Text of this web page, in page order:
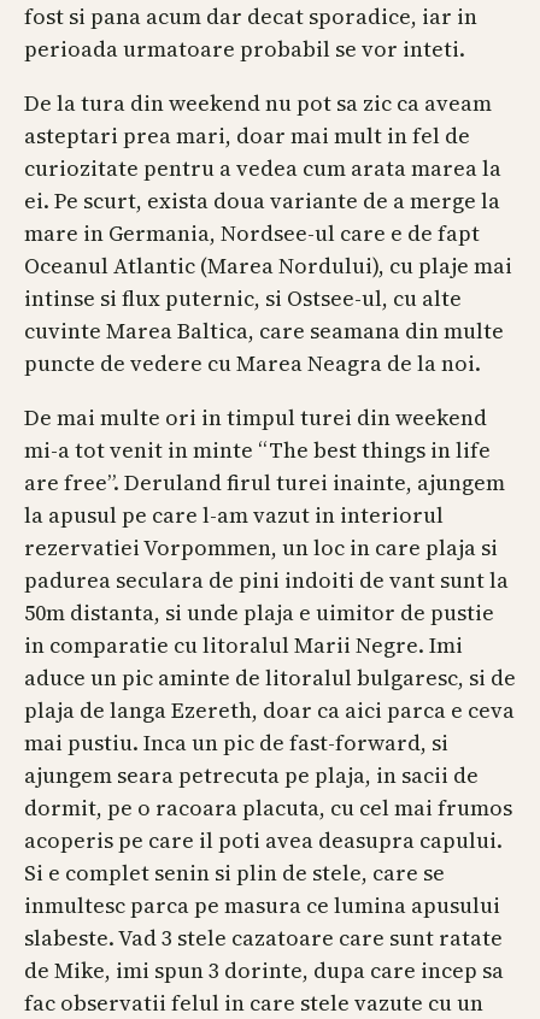
fost si pana acum dar decat sporadice, iar in
perioada urmatoare probabil se vor inteti.
De la tura din weekend nu pot sa zic ca aveam
asteptari prea mari, doar mai mult in fel de
curiozitate pentru a vedea cum arata marea la
ei. Pe scurt, exista doua variante de a merge la
mare in Germania, Nordsee-ul care e de fapt
Oceanul Atlantic (Marea Nordului), cu plaje mai
intinse si flux puternic, si Ostsee-ul, cu alte
cuvinte Marea Baltica, care seamana din multe
puncte de vedere cu Marea Neagra de la noi.
De mai multe ori in timpul turei din weekend
mi-a tot venit in minte “The best things in life
are free”. Deruland firul turei inainte, ajungem
la apusul pe care l-am vazut in interiorul
rezervatiei Vorpommen, un loc in care plaja si
padurea seculara de pini indoiti de vant sunt la
50m distanta, si unde plaja e uimitor de pustie
in comparatie cu litoralul Marii Negre. Imi
aduce un pic aminte de litoralul bulgaresc, si de
plaja de langa Ezereth, doar ca aici parca e ceva
mai pustiu. Inca un pic de fast-forward, si
ajungem seara petrecuta pe plaja, in sacii de
dormit, pe o racoara placuta, cu cel mai frumos
acoperis pe care il poti avea deasupra capului.
Si e complet senin si plin de stele, care se
inmultesc parca pe masura ce lumina apusului
slabeste. Vad 3 stele cazatoare care sunt ratate
de Mike, imi spun 3 dorinte, dupa care incep sa
fac observatii felul in care stele vazute cu un